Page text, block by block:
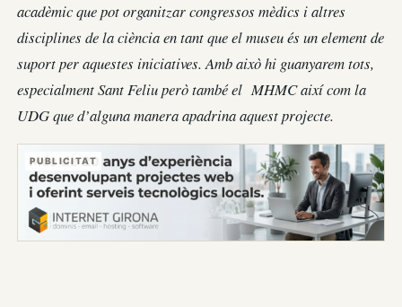
acadèmic que pot organitzar congressos mèdics i altres
disciplines de la ciència en tant que el museu és un element de
suport per aquestes iniciatives. Amb això hi guanyarem tots,
especialment Sant Feliu però també el MHMC així com la
UDG que d’alguna manera apadrina aquest projecte.
PUBLICITAT